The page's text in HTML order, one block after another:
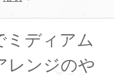
ミディアム
レンジのや